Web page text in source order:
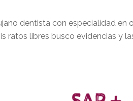
dentista con especialidad en
ratos libres busco evidencias y